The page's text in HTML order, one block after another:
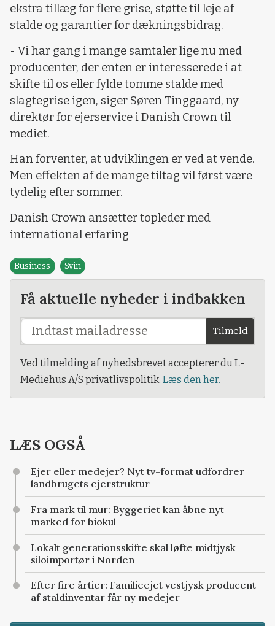
ekstra tillæg for flere grise, støtte til leje af
stalde og garantier for dækningsbidrag.
- Vi har gang i mange samtaler lige nu med
producenter, der enten er interesserede i at
skifte til os eller fylde tomme stalde med
slagtegrise igen, siger Søren Tinggaard, ny
direktør for ejerservice i Danish Crown til
mediet.
Han forventer, at udviklingen er ved at vende.
Men effekten af de mange tiltag vil først være
tydelig efter sommer.
Danish Crown ansætter topleder med
international erfaring
Business Svin
Få aktuelle nyheder i indbakken
Tilmeld
Ved tilmelding af nyhedsbrevet accepterer du L-
Mediehus A/S privatlivspolitik. Læs den her.
LÆS OGSÅ
Ejer eller medejer? Nyt tv-format udfordrer
landbrugets ejerstruktur
Fra mark til mur: Byggeriet kan åbne nyt
marked for biokul
Lokalt generationsskifte skal løfte midtjysk
siloimportør i Norden
Efter fire årtier: Familieejet vestjysk producent
af staldinventar får ny medejer